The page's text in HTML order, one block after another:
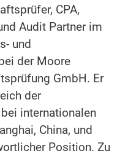
CPA,
Audit Partner im
und
der Moore
GmbH. Er
der
internationalen
China, und
Position. Zu